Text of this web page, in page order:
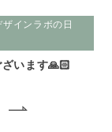
インラボの日
います🙏🏻